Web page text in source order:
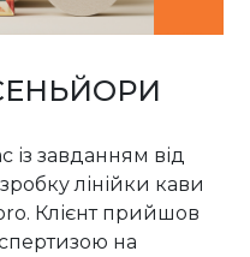
із завданням від
лінійки кави
Клієнт прийшов
на